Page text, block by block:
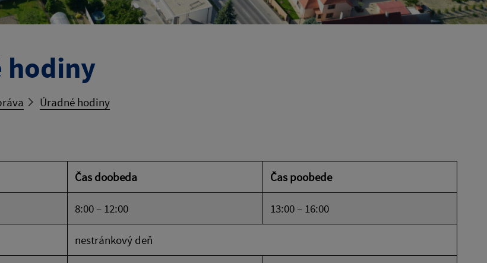
hodiny
Úradné hodiny
Čas doobeda Čas poobede
8:00 – 12:00 13:00 – 16:00
nestránkový deň